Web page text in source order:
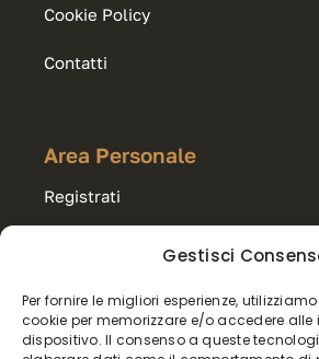
Gestisci
Per fornire le migliori esperienze,
cookie per memorizzare e/o accedere alle
dispositivo. Il consenso a queste
Cookie Policy
Contatti
Area Personale
Registrati
Carrello
Export & Wholesale